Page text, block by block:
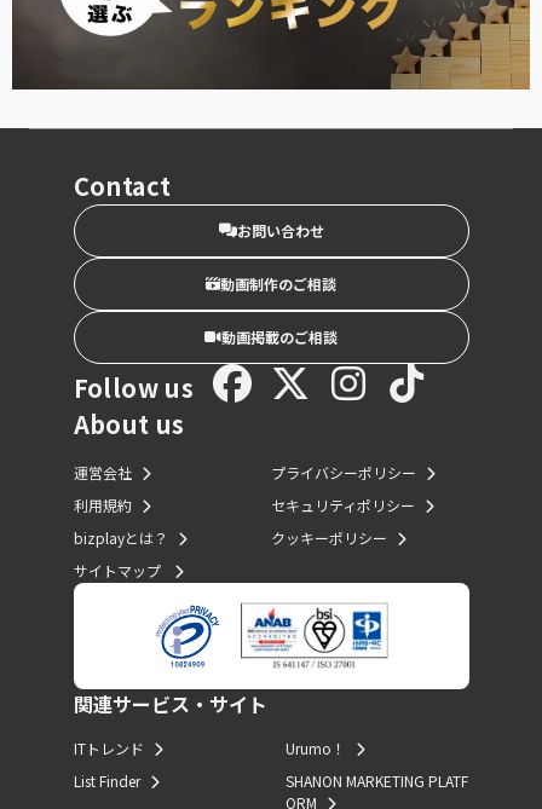
Contact
お問い合わせ
動画制作のご相談
動画掲載のご相談
Follow us
About us
運営会社
利用規約
bizplayとは？
サイトマップ
プライバシーポリシー
セキュリティポリシー
クッキーポリシー
関連サービス・サイト
ITトレンド
List Finder
Urumo！
SHANON MARKETING PLATF
ORM